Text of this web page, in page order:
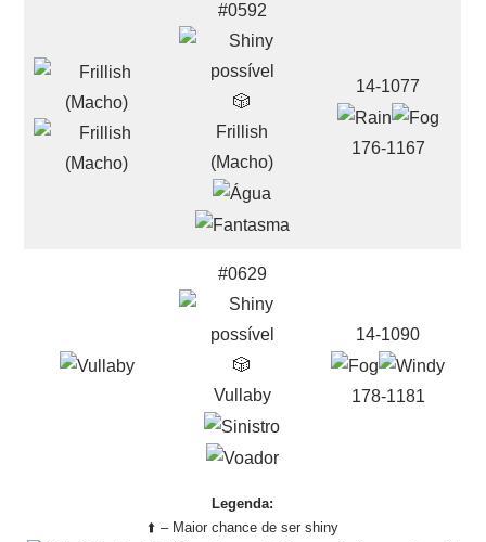
#0592
🎲
Frillish
(Macho)
14-1077
176-1167
#0629
🎲
Vullaby
14-1090
178-1181
Legenda:
⬆️ – Maior chance de ser shiny